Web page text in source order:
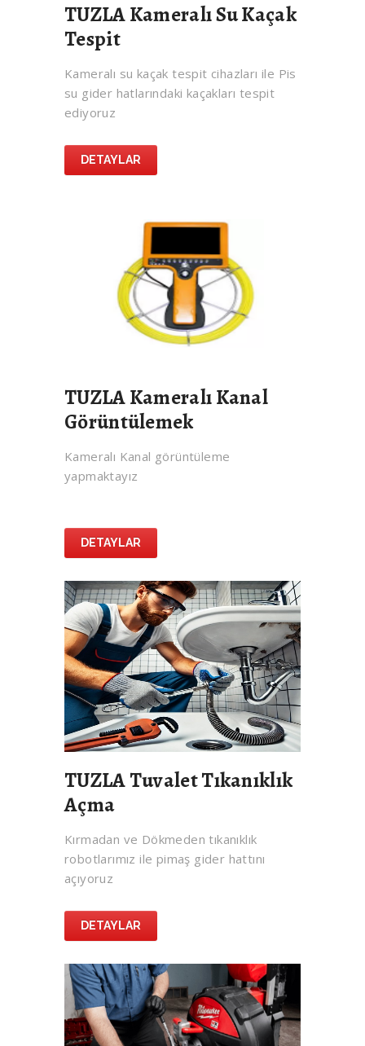
TUZLA Kameralı Su Kaçak
Tespit
Kameralı su kaçak tespit cihazları ile Pis
su gider hatlarındaki kaçakları tespit
ediyoruz
DETAYLAR
TUZLA Kameralı Kanal
Görüntülemek
Kameralı Kanal görüntüleme
yapmaktayız
DETAYLAR
TUZLA Tuvalet Tıkanıklık
Açma
Kırmadan ve Dökmeden tıkanıklık
robotlarımız ile pimaş gider hattını
açıyoruz
DETAYLAR